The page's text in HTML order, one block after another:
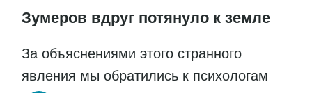
Зумеров вдруг потянуло к земле
За объяснениями этого странного
явления мы обратились к психологам